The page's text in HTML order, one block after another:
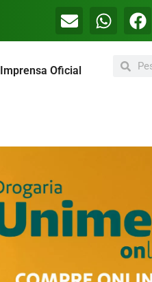
Imprensa Oficial